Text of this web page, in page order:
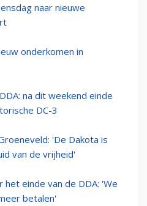
naar nieuwe
onderkomen in
na dit weekend einde
DC-3
'De Dakota is
van de vrijheid'
einde van de DDA: 'We
betalen'